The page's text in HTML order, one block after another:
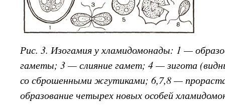
Рис. 3. Изогамия у хламидомонады: 1 —
гаметы; 3 — слияние гамет; 4 — зигота
со сброшенными жгутиками; 6,7,8 —
образование четырех новых особей